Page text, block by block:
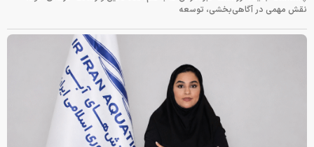
نقش مهمی در آگاهی‌بخشی، توسعه